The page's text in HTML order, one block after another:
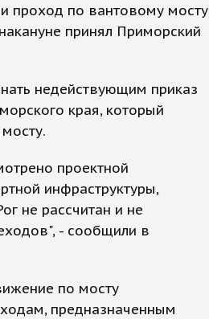
проход по вантовому мосту
принял Приморский
недействующим приказ
края, который
проектной
инфраструктуры,
не рассчитан и не
- сообщили в
по мосту
предназначенным